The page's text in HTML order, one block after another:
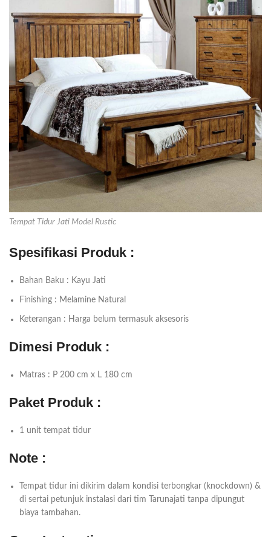
Tempat Tidur Jati Model Rustic
Spesifikasi Produk :
Bahan Baku : Kayu Jati
Finishing : Melamine Natural
Keterangan : Harga belum termasuk aksesoris
Dimesi Produk :
Matras : P 200 cm x L 180 cm
Paket Produk :
1 unit tempat tidur
Note :
Tempat tidur ini dikirim dalam kondisi terbongkar (knockdown) &
di sertai petunjuk instalasi dari tim Tarunajati tanpa dipungut
biaya tambahan.